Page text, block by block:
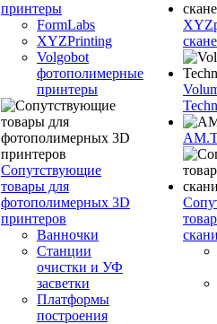
принтеры
FormLabs
XYZPrinting
Volgobot
фотополимерные
принтеры
Сопутствующие
товары для
фотополимерных 3D
принтеров
Ванночки
Станции
очистки и УФ
засветки
Платформы
построения